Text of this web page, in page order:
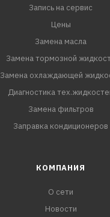
Запись на сервис
Цены
Замена масла
Замена тормозной
Замена охлаждающей
Диагностика
Замена фильтров
Заправка кондиционеров
КОМПАНИЯ
О сети
Новости